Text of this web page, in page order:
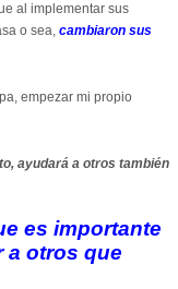
al implementar sus
o sea, cambiaron sus
empezar mi propio
ayudará a otros también
es importante
a otros que